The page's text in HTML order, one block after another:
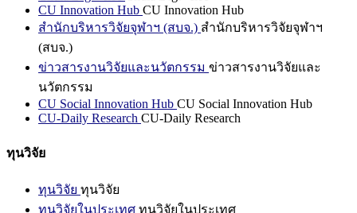
CU Innovation Hub CU Innovation Hub
สำนักบริหารวิจัยจุฬาฯ (สบจ.) สำนักบริหารวิจัยจุฬาฯ
(สบจ.)
ข่าวสารงานวิจัยและนวัตกรรม ข่าวสารงานวิจัยและ
นวัตกรรม
CU Social Innovation Hub CU Social Innovation Hub
CU-Daily Research CU-Daily Research
ทุนวิจัย
ทุนวิจัย ทุนวิจัย
ทุนวิจัยในประเทศ ทุนวิจัยในประเทศ